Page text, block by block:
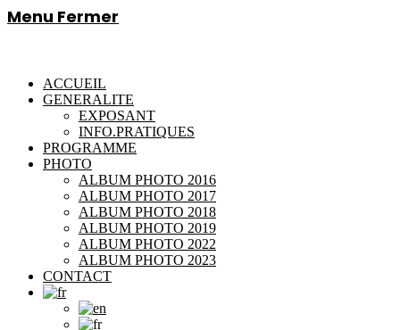
Menu Fermer
ACCUEIL
GENERALITE
EXPOSANT
INFO.PRATIQUES
PROGRAMME
PHOTO
ALBUM PHOTO 2016
ALBUM PHOTO 2017
ALBUM PHOTO 2018
ALBUM PHOTO 2019
ALBUM PHOTO 2022
ALBUM PHOTO 2023
CONTACT